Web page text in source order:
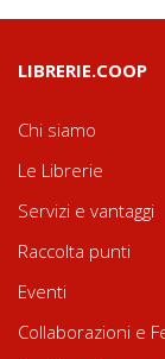
LIBRERIE.COOP
Chi siamo
Le Librerie
Servizi e vantaggi
Raccolta punti
Eventi
Collaborazioni e